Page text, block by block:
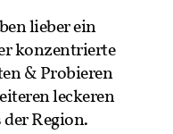
lieber ein
konzentrierte
& Probieren
leckeren
Region.